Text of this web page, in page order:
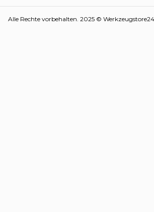
Alle Rechte vorbehalten. 2025 ©